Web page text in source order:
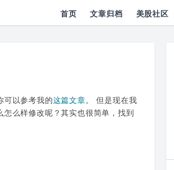
首页 文章归档 美股社区
可以参考我的这篇文章。 但是现在我
么样修改呢？其实也很简单，找到